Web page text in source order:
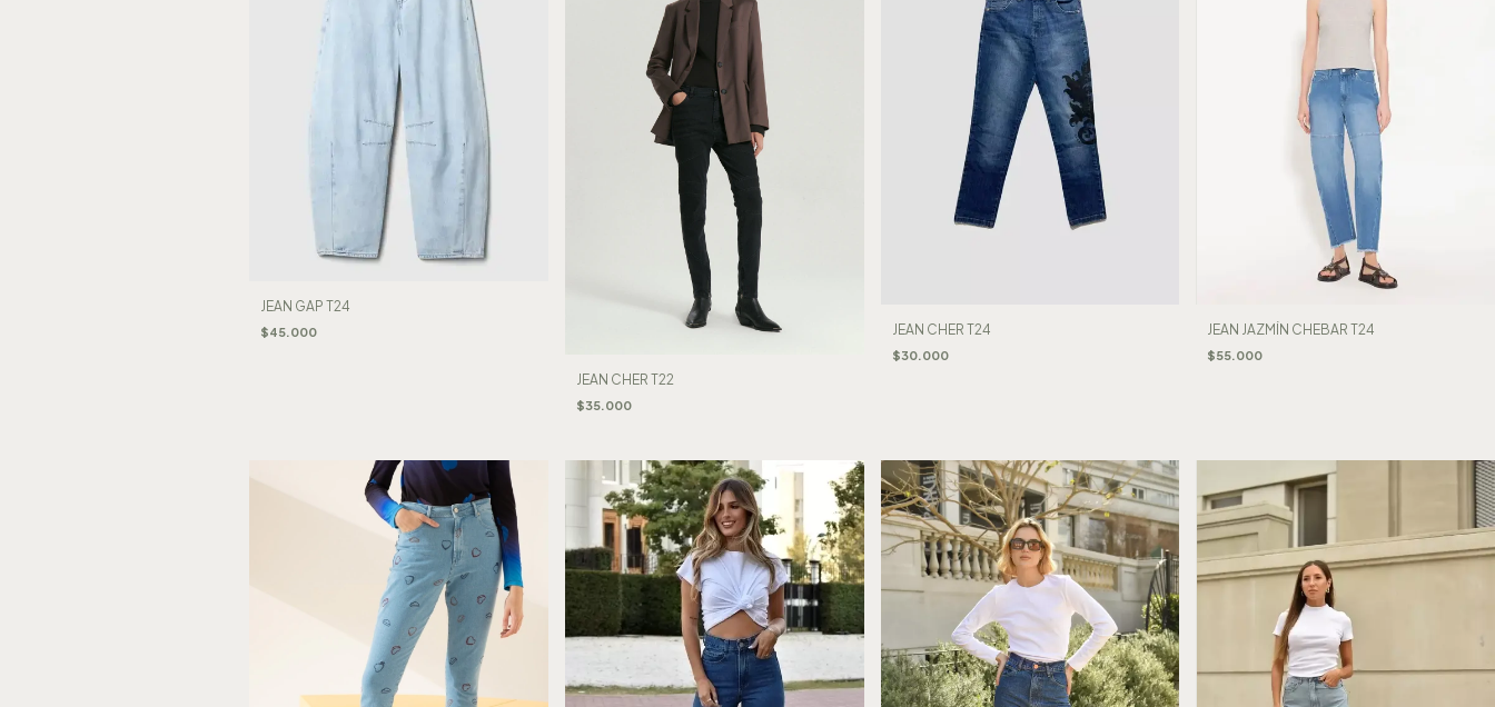
JEAN GAP T24
$45.000
JEAN CHER T22
$35.000
JEAN CHER T24
$30.000
JEAN JAZMÍN CHEBAR T24
$55.000